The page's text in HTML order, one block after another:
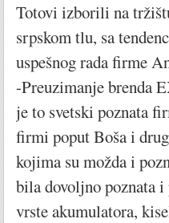
Totovi izborili na
srpskom tlu, sa
uspešnog rada firme
-Preuzimanje brenda
je to svetski poznata
firmi poput Boša i
kojima su možda i
bila dovoljno poznata
vrste akumulatora,